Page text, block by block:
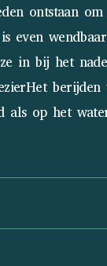
ontstaan
even
in bij het
berijden
op het